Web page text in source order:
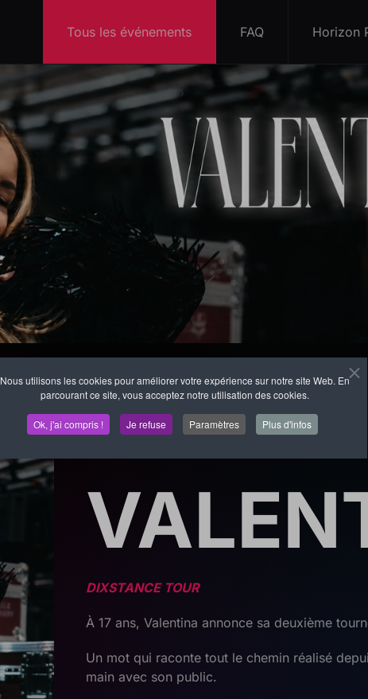
Nous utilisons les cookies pour améliorer votre expérience sur notre site Web. En
parcourant ce site, vous acceptez notre utilisation des cookies.
Ok, j'ai compris ! Je refuse Paramètres Plus d'infos
Tous les événements FAQ Horizon
Concert
DIXSTANCE TOUR
À 17 ans, Valentina annonce sa deuxième
Un mot qui raconte tout le chemin réalisé
main avec son public.